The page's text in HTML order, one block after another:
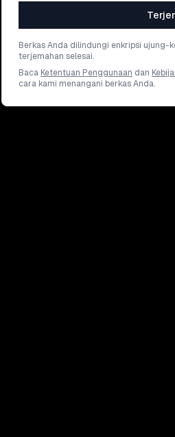
Berkas Anda dilindungi enkripsi ujung-
terjemahan selesai.
Baca Ketentuan Penggunaan dan
cara kami menangani berkas Anda.